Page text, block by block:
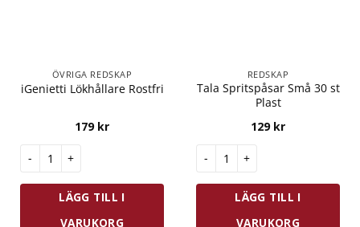
ÖVRIGA REDSKAP
iGenietti Lökhållare Rostfri
179 kr
LÄGG TILL I
VARUKORG
REDSKAP
Tala Spritspåsar Små 30 st
Plast
129 kr
LÄGG TILL I
VARUKORG